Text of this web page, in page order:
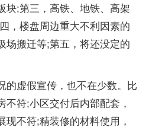
块;第三，高铁、地铁、高架
，楼盘周边重大不利因素的
场搬迁等;第五，将还没定的
的虚假宣传，也不在少数。比
不符;小区交付后内部配套，
现不符;精装修的材料使用，